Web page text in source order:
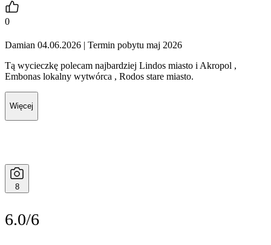
0
Damian 04.06.2026 | Termin pobytu maj 2026
Tą wycieczkę polecam najbardziej Lindos miasto i Akropol ,
Embonas lokalny wytwórca , Rodos stare miasto.
Więcej
8
6.0/6